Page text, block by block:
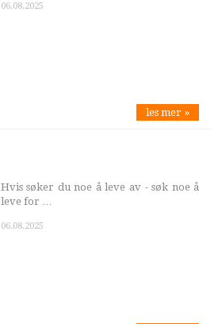
06.08.2025
les mer »
Hvis søker du noe å leve av - søk noe å
leve for …
06.08.2025